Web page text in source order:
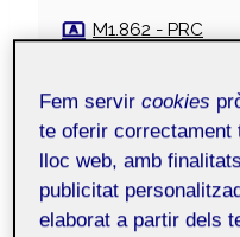
M1.862 - PRC
(formal) - Aula 4
Bon dia a tots i totes!
Fem servircookies
te oferir correctament
lloc web, amb
publicitat
elaborat a partir dels